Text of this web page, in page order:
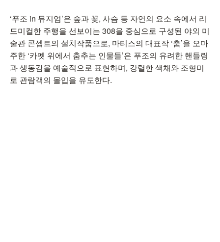
‘푸조 in 뮤지엄’은 숲과 꽃, 사슴 등 자연의 요소 속에서 리
드미컬한 주행을 선보이는 308을 중심으로 구성된 야외 미
술관 콘셉트의 설치작품으로, 마티스의 대표작 ‘춤’을 오마
주한 ‘카펫 위에서 춤추는 인물들’은 푸조의 유려한 핸들링
과 생동감을 예술적으로 표현하며, 강렬한 색채와 조형미
로 관람객의 몰입을 유도한다.